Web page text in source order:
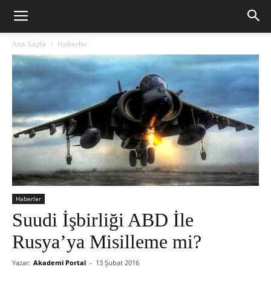
Ana Sayfa Haberler
Haberler
Suudi İşbirliği ABD İle
Rusya’ya Misilleme mi?
Yazar: Akademi Portal - 13 Şubat 2016